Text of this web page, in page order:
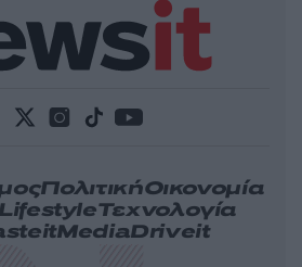
ΠολιτικήΟικονομία
Τεχνολογία
MediaDriveit